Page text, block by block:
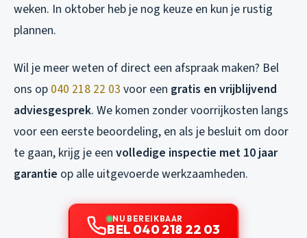
weken. In oktober heb je nog keuze en kun je rustig
plannen.
Wil je meer weten of direct een afspraak maken? Bel
ons op 040 218 22 03 voor een gratis en vrijblijvend
adviesgesprek. We komen zonder voorrijkosten langs
voor een eerste beoordeling, en als je besluit om door
te gaan, krijg je een volledige inspectie met 10 jaar
garantie op alle uitgevoerde werkzaamheden.
NU BEREIKBAAR
BEL 040 218 22 03